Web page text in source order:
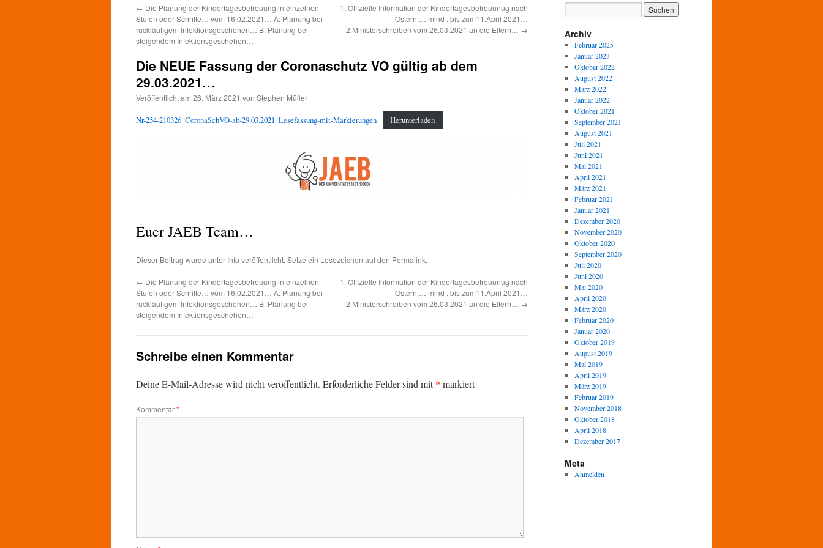
← Die Planung der Kindertagesbetreuung in einzelnen
Stufen oder Schritte… vom 16.02.2021… A: Planung bei
rückläufigem Infektionsgeschehen… B: Planung bei
steigendem Infektionsgeschehen…
1. Offizielle Information der Kindertagesbetreuunug nach
Ostern … mind . bis zum11.April 2021…
2.Ministerschreiben vom 26.03.2021 an die Eltern… →
Die NEUE Fassung der Coronaschutz VO gültig ab dem
29.03.2021…
Veröffentlicht am 26. März 2021 von Stephen Müller
Nr-254-210326_CoronaSchVO-ab-29.03.2021_Lesefassung-mit-Markierungen Herunterladen
Euer JAEB Team…
Dieser Beitrag wurde unter Info veröffentlicht. Setze ein Lesezeichen auf den Permalink.
← Die Planung der Kindertagesbetreuung in einzelnen
Stufen oder Schritte… vom 16.02.2021… A: Planung bei
rückläufigem Infektionsgeschehen… B: Planung bei
steigendem Infektionsgeschehen…
1. Offizielle Information der Kindertagesbetreuunug nach
Ostern … mind . bis zum11.April 2021…
2.Ministerschreiben vom 26.03.2021 an die Eltern… →
Schreibe einen Kommentar
Deine E-Mail-Adresse wird nicht veröffentlicht. Erforderliche Felder sind mit* markiert
Kommentar*
Archiv
Februar 2025
Januar 2023
Oktober 2022
August 2022
März 2022
Januar 2022
Oktober 2021
September 2021
August 2021
Juli 2021
Juni 2021
Mai 2021
April 2021
März 2021
Februar 2021
Januar 2021
Dezember 2020
November 2020
Oktober 2020
September 2020
Juli 2020
Juni 2020
Mai 2020
April 2020
März 2020
Februar 2020
Januar 2020
Oktober 2019
August 2019
Mai 2019
April 2019
März 2019
Februar 2019
November 2018
Oktober 2018
April 2018
Dezember 2017
Meta
Anmelden